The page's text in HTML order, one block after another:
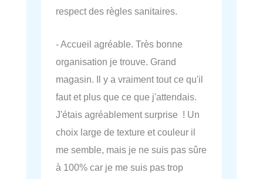
respect des règles sanitaires.
- Accueil agréable. Très bonne
organisation je trouve. Grand
magasin. Il y a vraiment tout ce qu'il
faut et plus que ce que j'attendais.
J'étais agréablement surprise ! Un
choix large de texture et couleur il
me semble, mais je ne suis pas sûre
à 100% car je me suis pas trop